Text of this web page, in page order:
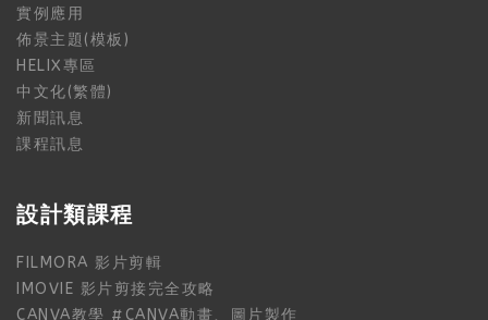
實例應用
佈景主題(模板)
HELIX專區
中文化(繁體)
新聞訊息
課程訊息
設計類課程
FILMORA 影片剪輯
IMOVIE 影片剪接完全攻略
CANVA教學 #CANVA動畫、圖片製作